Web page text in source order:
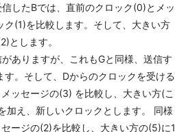
したBでは、直前のクロック(0)とメッ
ク(1)を比較します。そして、大きい方
とします。
ありますが、これもGと同様、送信す
。そして、Dからのクロックを受ける
ッセージの(3) を比較し、大きい方(こ
加え、新しいクロックとします。 同様
ージの(2)を比較し、大きい方の(5)に1